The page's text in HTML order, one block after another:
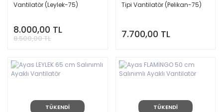
Vantilatör (Leylek-75)
8.000,00 TL
8.500,00 TL
Tipi Vantilatör (Pelikan-75)
7.700,00 TL
TÜKENDİ TÜKENDİ